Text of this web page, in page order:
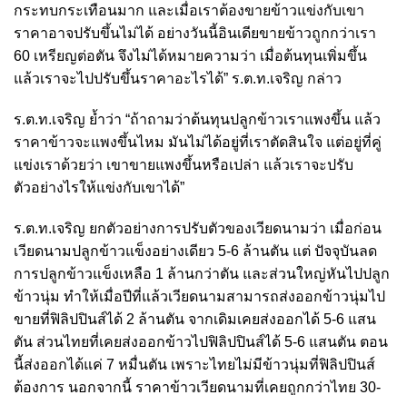
กระทบกระเทือนมาก และเมื่อเราต้องขายข้าวแข่งกับเขา
ราคาอาจปรับขึ้นไม่ได้ อย่างวันนี้อินเดียขายข้าวถูกกว่าเรา
60 เหรียญต่อตัน จึงไม่ได้หมายความว่า เมื่อต้นทุนเพิ่มขึ้น
แล้วเราจะไปปรับขึ้นราคาอะไรได้” ร.ต.ท.เจริญ กล่าว
ร.ต.ท.เจริญ ย้ำว่า “ถ้าถามว่าต้นทุนปลูกข้าวเราแพงขึ้น แล้ว
ราคาข้าวจะแพงขึ้นไหม มันไม่ได้อยู่ที่เราตัดสินใจ แต่อยู่ที่คู่
แข่งเราด้วยว่า เขาขายแพงขึ้นหรือเปล่า แล้วเราจะปรับ
ตัวอย่างไรให้แข่งกับเขาได้”
ร.ต.ท.เจริญ ยกตัวอย่างการปรับตัวของเวียดนามว่า เมื่อก่อน
เวียดนามปลูกข้าวแข็งอย่างเดียว 5-6 ล้านตัน แต่ ปัจจุบันลด
การปลูกข้าวแข็งเหลือ 1 ล้านกว่าตัน และส่วนใหญ่หันไปปลูก
ข้าวนุ่ม ทำให้เมื่อปีที่แล้วเวียดนามสามารถส่งออกข้าวนุ่มไป
ขายที่ฟิลิปปินส์ได้ 2 ล้านตัน จากเดิมเคยส่งออกได้ 5-6 แสน
ตัน ส่วนไทยที่เคยส่งออกข้าวไปฟิลิปปินส์ได้ 5-6 แสนตัน ตอน
นี้ส่งออกได้แค่ 7 หมื่นตัน เพราะไทยไม่มีข้าวนุ่มที่ฟิลิปปินส์
ต้องการ นอกจากนี้ ราคาข้าวเวียดนามที่เคยถูกกว่าไทย 30-